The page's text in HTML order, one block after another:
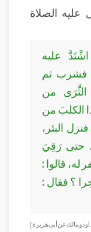
عليه الصلاة
عليه
فشرب ثم
من
الكلبَ من
البئر،
حتى رَقِيَ
قالوا :
؟ فقال :
ومالك عن أبي هريرة]